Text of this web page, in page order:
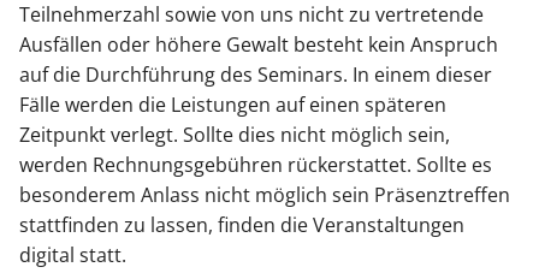
Teilnehmerzahl sowie von uns nicht zu vertretende
Ausfällen oder höhere Gewalt besteht kein Anspruch
auf die Durchführung des Seminars. In einem dieser
Fälle werden die Leistungen auf einen späteren
Zeitpunkt verlegt. Sollte dies nicht möglich sein,
werden Rechnungsgebühren rückerstattet. Sollte es
besonderem Anlass nicht möglich sein Präsenztreffen
stattfinden zu lassen, finden die Veranstaltungen
digital statt.